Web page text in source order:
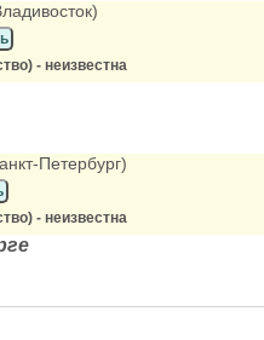
- неизвестна
Петербург)
- неизвестна